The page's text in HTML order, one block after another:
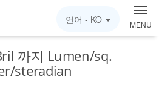
MENU
언어 - KO
까지 Lumen/sq.
steradian